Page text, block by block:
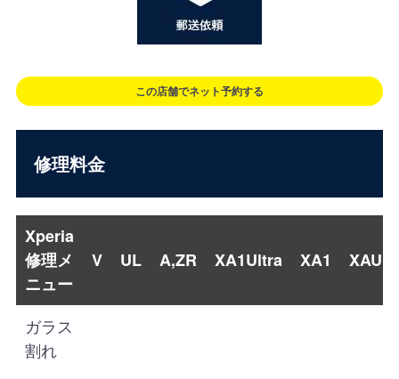
この店舗でネット予約する
修理料金
Xperia
修理メ
ニュー
V UL A,ZR XA1Ultra XA1
ガラス
割れ